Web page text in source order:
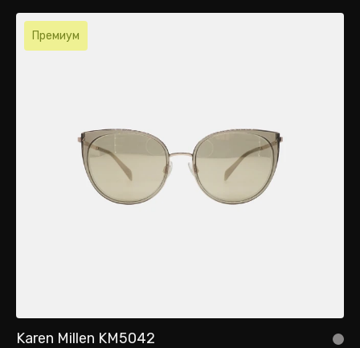
Премиум
Karen Millen KM5042